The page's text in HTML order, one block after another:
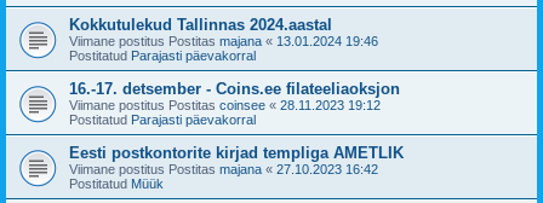
Kokkutulekud Tallinnas 2024.aastal
Viimane postitus Postitas majana « 13.01.2024 19:46
Postitatud Parajasti päevakorral
16.-17. detsember - Coins.ee filateeliaoksjon
Viimane postitus Postitas coinsee « 28.11.2023 19:12
Postitatud Parajasti päevakorral
Eesti postkontorite kirjad templiga AMETLIK
Viimane postitus Postitas majana « 27.10.2023 16:42
Postitatud Müük